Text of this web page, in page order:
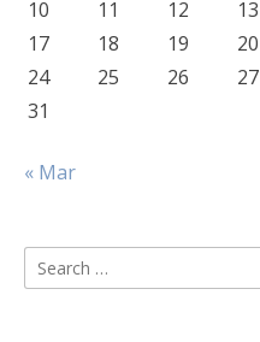
10 11 12 13
17
18 19 20
24
25 26 27
31
« Mar
Search
for: